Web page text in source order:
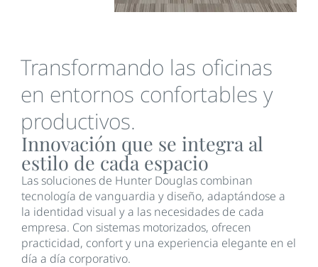
Transformando las oficinas
en entornos confortables y
productivos.
Innovación que se integra al
estilo de cada espacio
Las soluciones de Hunter Douglas combinan
tecnología de vanguardia y diseño, adaptándose a
la identidad visual y a las necesidades de cada
empresa. Con sistemas motorizados, ofrecen
practicidad, confort y una experiencia elegante en el
día a día corporativo.